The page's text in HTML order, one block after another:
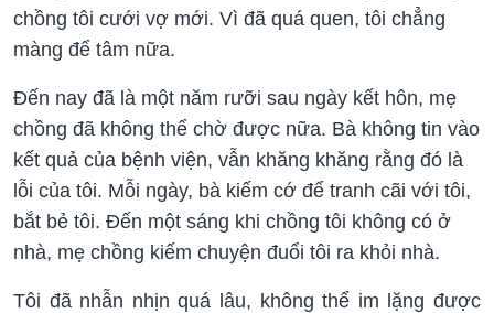
chồng tôi cưới vợ mới. Vì đã quá quen, tôi chẳng
màng để tâm nữa.
Đến nay đã là một năm rưỡi sau ngày kết hôn, mẹ
chồng đã không thể chờ được nữa. Bà không tin vào
kết quả của bệnh viện, vẫn khăng khăng rằng đó là
lỗi của tôi. Mỗi ngày, bà kiếm cớ để tranh cãi với tôi,
bắt bẻ tôi. Đến một sáng khi chồng tôi không có ở
nhà, mẹ chồng kiếm chuyện đuổi tôi ra khỏi nhà.
Tôi đã nhẫn nhịn quá lâu, không thể im lặng được